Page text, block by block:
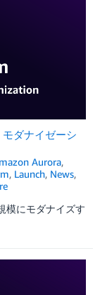
ダナイゼーシ
Aurora,
, Launch, News,
模にモダナイズす